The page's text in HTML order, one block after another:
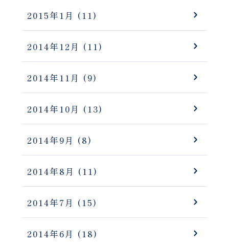
2015年1月 (11)
2014年12月 (11)
2014年11月 (9)
2014年10月 (13)
2014年9月 (8)
2014年8月 (11)
2014年7月 (15)
2014年6月 (18)